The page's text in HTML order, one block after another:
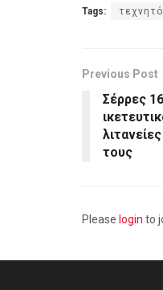
Tags: τεχνητό
Previous Post
Σέρρες
τους
Please login to